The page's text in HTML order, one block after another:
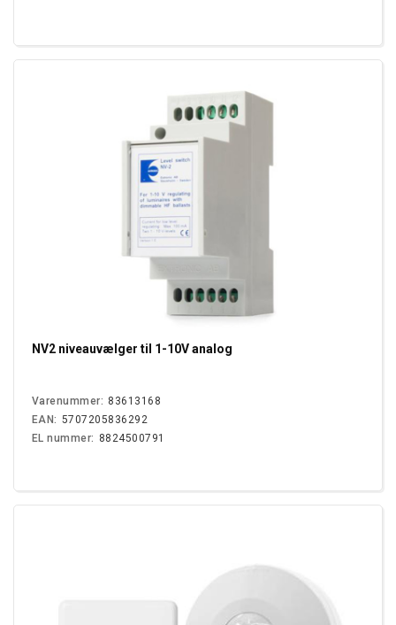
NV2 niveauvælger til 1-10V analog
Varenummer: 83613168
EAN: 5707205836292
EL nummer: 8824500791